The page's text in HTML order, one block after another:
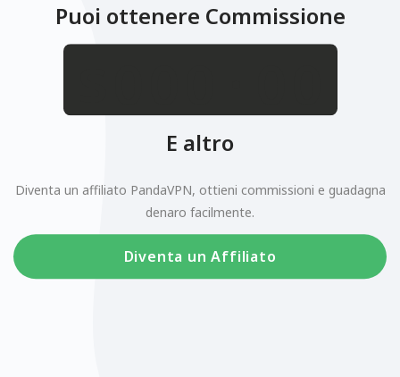
Puoi ottenere Commissione
.
E altro
Diventa un affiliato PandaVPN, ottieni commissioni e guadagna
denaro facilmente.
Diventa un Affiliato